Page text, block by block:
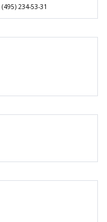
234-53-31